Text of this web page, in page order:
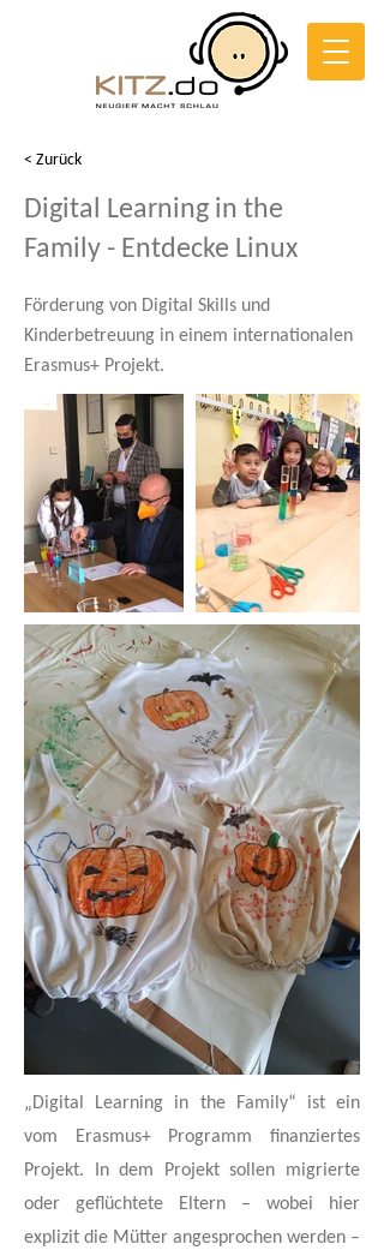
< Zurück
Digital Learning in the
Family - Entdecke Linux
Förderung von Digital Skills und
Kinderbetreuung in einem internationalen
Erasmus+ Projekt.
„Digital Learning in the Family“ ist ein
vom Erasmus+ Programm finanziertes
Projekt. In dem Projekt sollen migrierte
oder geflüchtete Eltern – wobei hier
explizit die Mütter angesprochen werden –